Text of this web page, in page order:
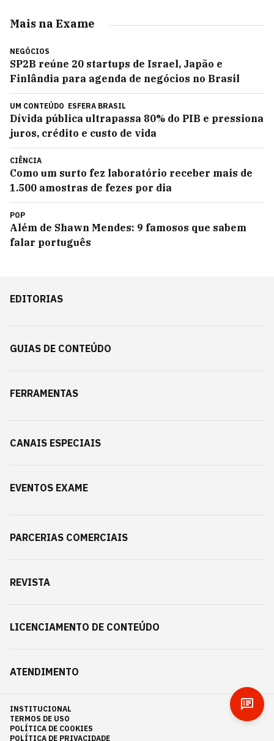
Mais na Exame
NEGÓCIOS
SP2B reúne 20 startups de Israel, Japão e
Finlândia para agenda de negócios no Brasil
UM CONTEÚDO ESFERA BRASIL
Dívida pública ultrapassa 80% do PIB e pressiona
juros, crédito e custo de vida
CIÊNCIA
Como um surto fez laboratório receber mais de
1.500 amostras de fezes por dia
POP
Além de Shawn Mendes: 9 famosos que sabem
falar português
EDITORIAS
GUIAS DE CONTEÚDO
FERRAMENTAS
CANAIS ESPECIAIS
EVENTOS EXAME
PARCERIAS COMERCIAIS
REVISTA
LICENCIAMENTO DE CONTEÚDO
ATENDIMENTO
INSTITUCIONAL
TERMOS DE USO
POLÍTICA DE COOKIES
POLÍTICA DE PRIVACIDADE